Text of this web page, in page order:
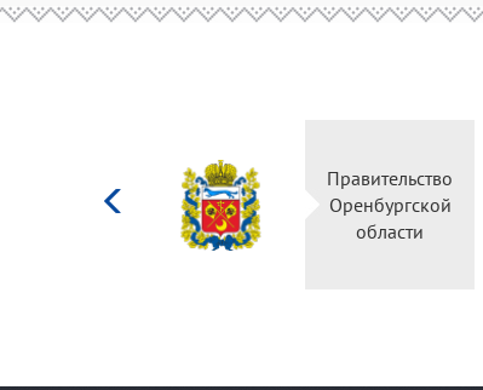
Правительство
Оренбургской
области